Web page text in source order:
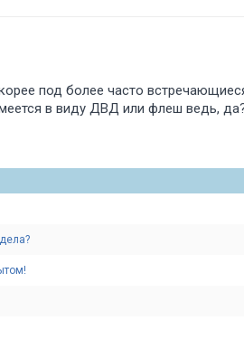
под более часто
в виду ДВД или флеш ведь,
дела